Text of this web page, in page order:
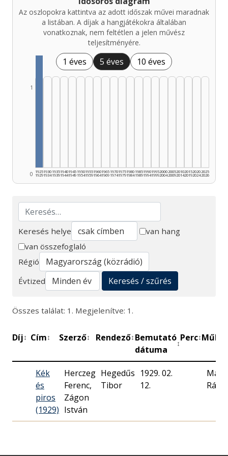
Az oszlopokra kattintva az adott időszak művei maradnak
a listában. A díjak a hangjátékokra általában
vonatkoznak, nem feltétlen a jelen művész
teljesítményére.
1 éves 5 éves 10 éves
0
1
1925
1929
1930
1934
1935
1939
1940
1944
1945
1949
1950
1954
1955
1959
1960
1964
1965
1969
1970
1974
1975
1979
1980
1984
1985
1989
1990
1994
1995
1999
2000
2004
2005
2009
2010
2014
2015
2019
2020
2024
2025
2026
Keresés
Keresés helye
van hang
van összefoglaló
Régió
Évtized
Keresés / szűrés
Összes találat: 1. Megjelenítve: 1.
Díj↕ Cím↕ Szerző↕ Rendező↕ Bemutató
dátuma
↕
Perc↕
Kék
és
piros
(1929)
Herczeg
Ferenc,
Zágon
István
Hegedűs
Tibor
1929. 02.
12.
Rádió